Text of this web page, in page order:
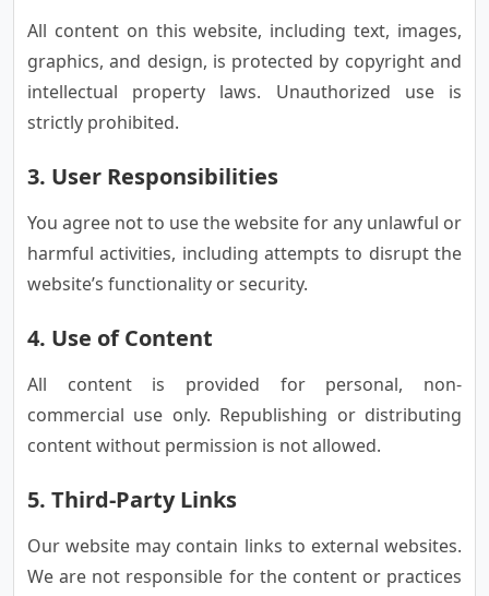
All content on this website, including text, images,
graphics, and design, is protected by copyright and
intellectual property laws. Unauthorized use is
strictly prohibited.
3. User Responsibilities
You agree not to use the website for any unlawful or
harmful activities, including attempts to disrupt the
website’s functionality or security.
4. Use of Content
All content is provided for personal, non-
commercial use only. Republishing or distributing
content without permission is not allowed.
5. Third-Party Links
Our website may contain links to external websites.
We are not responsible for the content or practices